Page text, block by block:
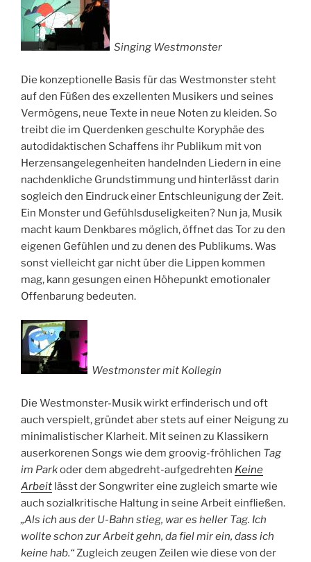
Singing Westmonster
Die konzeptionelle Basis für das Westmonster steht
auf den Füßen des exzellenten Musikers und seines
Vermögens, neue Texte in neue Noten zu kleiden. So
treibt die im Querdenken geschulte Koryphäe des
autodidaktischen Schaffens ihr Publikum mit von
Herzensangelegenheiten handelnden Liedern in eine
nachdenkliche Grundstimmung und hinterlässt darin
sogleich den Eindruck einer Entschleunigung der Zeit.
Ein Monster und Gefühlsduseligkeiten? Nun ja, Musik
macht kaum Denkbares möglich, öffnet das Tor zu den
eigenen Gefühlen und zu denen des Publikums. Was
sonst vielleicht gar nicht über die Lippen kommen
mag, kann gesungen einen Höhepunkt emotionaler
Offenbarung bedeuten.
Westmonster mit Kollegin
Die Westmonster-Musik wirkt erfinderisch und oft
auch verspielt, gründet aber stets auf einer Neigung zu
minimalistischer Klarheit. Mit seinen zu Klassikern
auserkorenen Songs wie dem groovig-fröhlichen Tag
im Parkoder dem abgedreht-aufgedrehten Keine
Arbeit lässt der Songwriter eine zugleich smarte wie
auch sozialkritische Haltung in seine Arbeit einfließen.
„Als ich aus der U-Bahn stieg, war es heller Tag. Ich
wollte schon zur Arbeit gehn, da fiel mir ein, dass ich
keine hab.“Zugleich zeugen Zeilen wie diese von der